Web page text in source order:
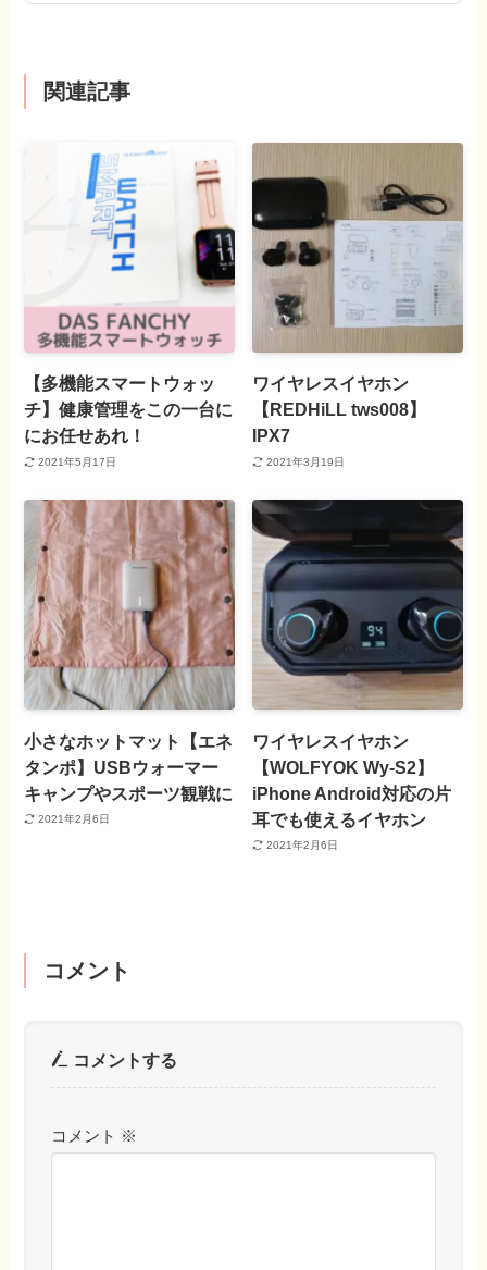
関連記事
【多機能スマートウォッ
チ】健康管理をこの一台に
にお任せあれ！
2021年5月17日
ワイヤレスイヤホン
【REDHiLL tws008】
IPX7
2021年3月19日
小さなホットマット【エネ
タンポ】USBウォーマー
キャンプやスポーツ観戦に
2021年2月6日
ワイヤレスイヤホン
【WOLFYOK Wy-S2】
iPhone Android対応の片
耳でも使えるイヤホン
2021年2月6日
コメント
コメントする
コメント ※